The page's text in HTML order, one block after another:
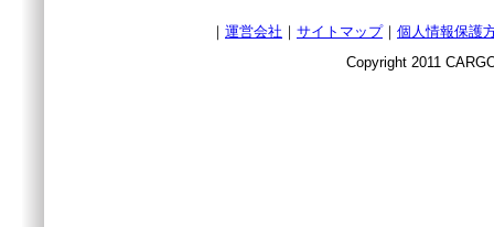
｜ 運営会社 ｜ サイトマップ｜ 個人情報保護
Copyright 2011